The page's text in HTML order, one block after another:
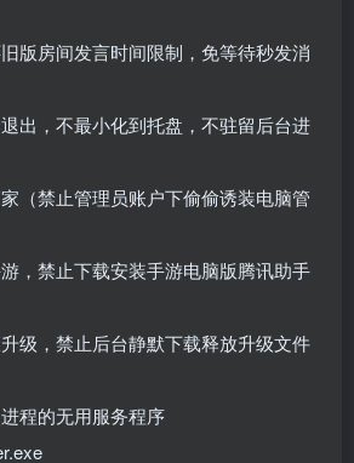
版房间发言时间限制，免等待秒发消
出，不最小化到托盘，不驻留后台进
（禁止管理员账户下偷偷诱装电脑管
，禁止下载安装手游电脑版腾讯助手
级，禁止后台静默下载释放升级文件
程的无用服务程序